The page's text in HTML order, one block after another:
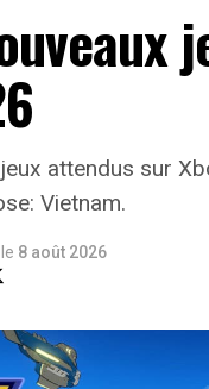
attendus sur
Vietnam.
le 8 août 2026